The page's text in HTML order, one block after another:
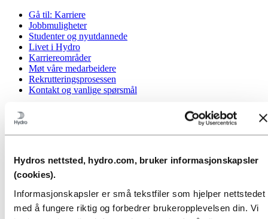
Hydros nettsted, hydro.com, bruker informasjonskapsler
(cookies).
Informasjonskapsler er små tekstfiler som hjelper nettstedet
med å fungere riktig og forbedrer brukeropplevelsen din. Vi
Gå til: Karriere
Jobbmuligheter
Studenter og nyutdannede
Livet i Hydro
Karriereområder
Møt våre medarbeidere
Rekrutteringsprosessen
Kontakt og vanlige spørsmål
Mediekontakt
Nyheter
Temasider
Bilder og video